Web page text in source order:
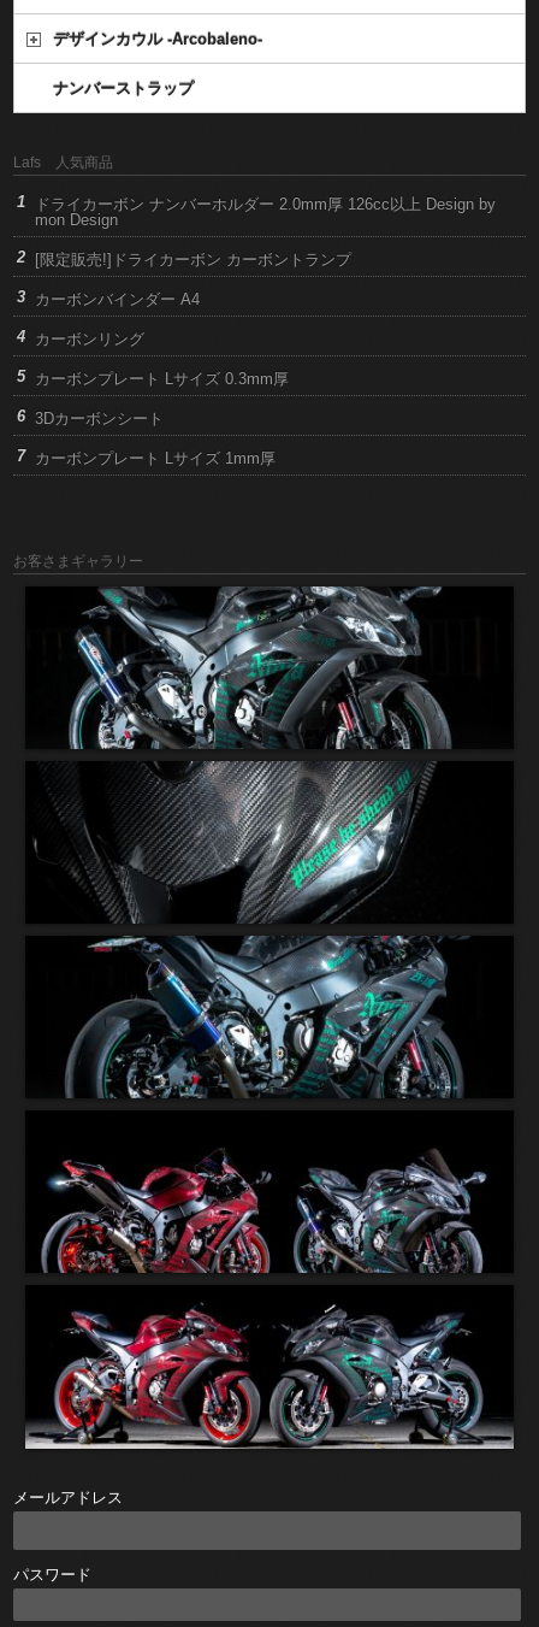
デザインカウル -Arcobaleno-
ナンバーストラップ
Lafs 人気商品
ドライカーボン ナンバーホルダー 2.0mm厚 126cc以上 Design by
mon Design
[限定販売!]ドライカーボン カーボントランプ
カーボンバインダー A4
カーボンリング
カーボンプレート Lサイズ 0.3mm厚
3Dカーボンシート
カーボンプレート Lサイズ 1mm厚
お客さまギャラリー
メールアドレス
パスワード